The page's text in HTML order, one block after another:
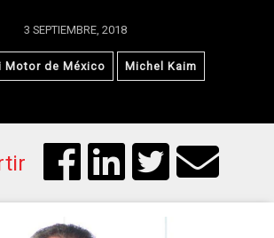
3 SEPTIEMBRE, 2018
Motor de México Michel Kaim